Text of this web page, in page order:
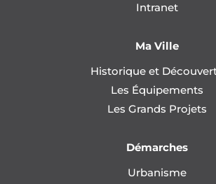
Intranet
Ma Ville
Historique et
Les Équipements
Les Grands Projets
Démarches
Urbanisme